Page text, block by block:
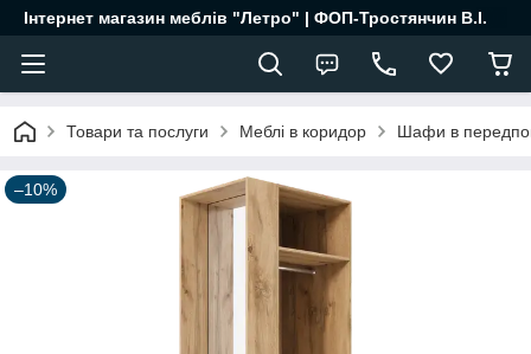
Інтернет магазин меблів "Летро" | ФОП-Тростянчин В.І.
Товари та послуги Меблі в коридор Шафи в
–10%